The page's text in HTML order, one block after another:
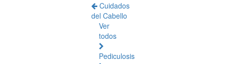
Cuidados
del Cabello
Ver
todos
Pediculosis